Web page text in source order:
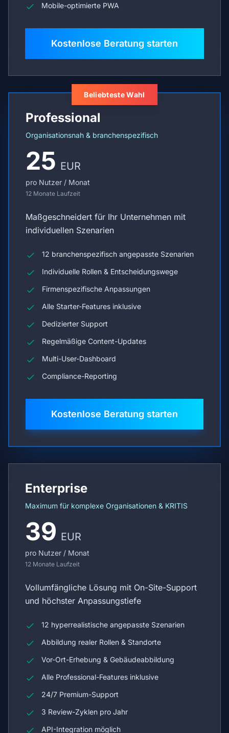
Mobile-optimierte PWA
Kostenlose Beratung starten
Beliebteste Wahl
Professional
Organisationsnah & branchenspezifisch
25 EUR
pro Nutzer / Monat
12 Monate Laufzeit
Maßgeschneidert für Ihr Unternehmen mit
individuellen Szenarien
12 branchenspezifisch angepasste Szenarien
Individuelle Rollen & Entscheidungswege
Firmenspezifische Anpassungen
Alle Starter-Features inklusive
Dedizierter Support
Regelmäßige Content-Updates
Multi-User-Dashboard
Compliance-Reporting
Kostenlose Beratung starten
Enterprise
Maximum für komplexe Organisationen & KRITIS
39 EUR
pro Nutzer / Monat
12 Monate Laufzeit
Vollumfängliche Lösung mit On-Site-Support
und höchster Anpassungstiefe
12 hyperrealistische angepasste Szenarien
Abbildung realer Rollen & Standorte
Vor-Ort-Erhebung & Gebäudeabbildung
Alle Professional-Features inklusive
24/7 Premium-Support
3 Review-Zyklen pro Jahr
API-Integration möglich